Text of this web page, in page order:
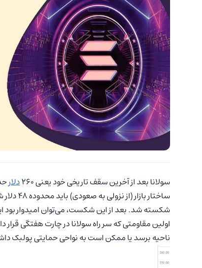
سولانا بعد از آخرین سقف تاریخی خود یعنی ۲۶۰ دلار
شکسته شد. بعد از این شکست، می‌توان امیدوار بود
ناحیه برسد یا ممکن است به نواحی حمایتی پولبک